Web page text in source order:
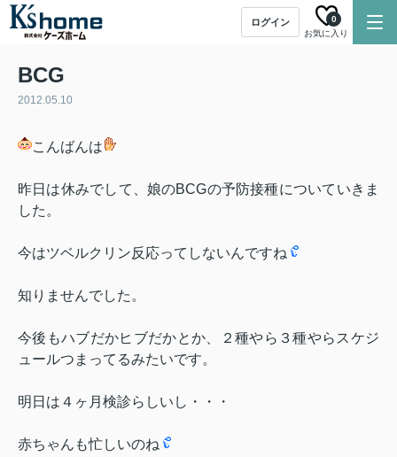
ログイン
お気に入り
0
BCG
2012.05.10
こんばんは
昨日は休みでして、娘のBCGの予防接種についていきま
した。
今はツベルクリン反応ってしないんですね
知りませんでした。
今後もハブだかヒブだかとか、２種やら３種やらスケジ
ュールつまってるみたいです。
明日は４ヶ月検診らしいし・・・
赤ちゃんも忙しいのね